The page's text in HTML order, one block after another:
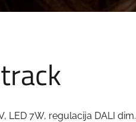
LED 7W, regulacija DALI dim.